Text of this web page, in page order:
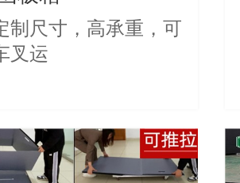
制尺寸，高承重，可
叉运